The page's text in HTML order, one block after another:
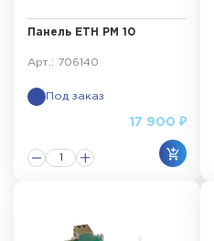
Панель ЕТН РМ 10
Арт.: 706140
Под заказ
17 900 ₽